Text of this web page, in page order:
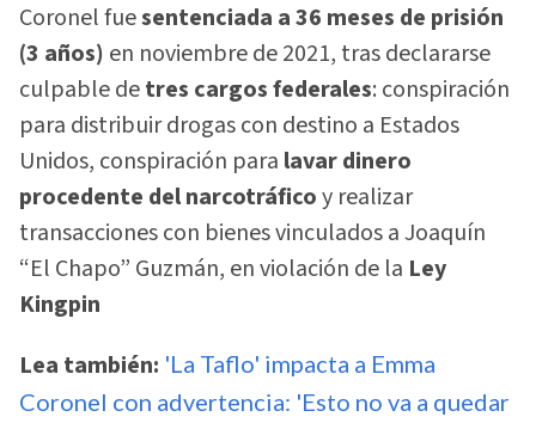
Coronel fuesentenciada a 36 meses de prisión
(3 años) en noviembre de 2021, tras declararse
culpable detres cargos federales: conspiración
para distribuir drogas con destino a Estados
Unidos, conspiración para lavar dinero
procedente del narcotráficoy realizar
transacciones con bienes vinculados a Joaquín
“El Chapo” Guzmán, en violación de la Ley
Kingpin
Lea también: 'La Taflo' impacta a Emma
Coronel con advertencia: 'Esto no va a quedar